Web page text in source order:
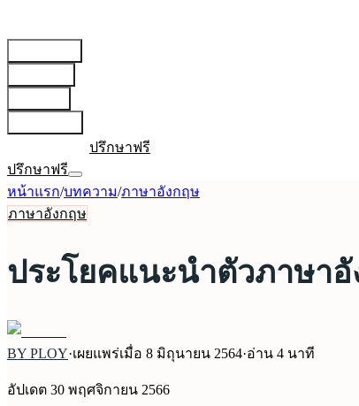
ปรึกษาฟรี
ปรึกษาฟรี
หน้าแรก/บทความ/ภาษาอังกฤษ
ภาษาอังกฤษ
ประโยคแนะนำตัวภาษา
BY PLOY·เผยแพร่เมื่อ 8 มิถุนายน 2564·อ่าน 4 นาที
อัปเดต 30 พฤศจิกายน 2566